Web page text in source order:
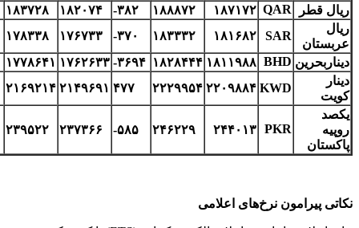
ریال قطر
QAR ۱۸۷۱۷۲ ۱۸۸۸۷۲ -۳۸۲ ۱۸۲۰۷۴
۱۸۳۷۲۸
ریال
عربستان
SAR ۱۸۱۶۸۲ ۱۸۳۳۳۲ -۳۷۰ ۱۷۶۷۳۳
۱۷۸۳۳۸
دیناربحرین BHD ۱۸۱۱۹۸۸ ۱۸۲۸۴۴۴ -۳۶۹۴ ۱۷۶۲۶۳۳ ۱۷۷۸۶۴۱
دینار
کویت
KWD ۲۲۰۹۸۸۴ ۲۲۲۹۹۵۴ ۴۷۷ ۲۱۴۹۶۹۱ ۲۱۶۹۲۱۴
یکصد
روپیه
پاکستان
PKR ۲۴۴۰۱۳ ۲۴۶۲۲۹ -۵۸۵ ۲۳۷۳۶۶ ۲۳۹۵۲۲
نکاتی پیرامون نرخ‌های اعلامی